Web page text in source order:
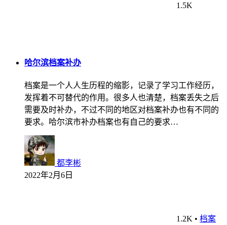
1.5K
哈尔滨档案补办
档案是一个人人生历程的缩影，记录了学习工作经历，
发挥着不可替代的作用。很多人也清楚，档案丢失之后
需要及时补办，不过不同的地区对档案补办也有不同的
要求。哈尔滨市补办档案也有自己的要求…
都李彬
2022年2月6日
1.2K • 档案